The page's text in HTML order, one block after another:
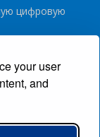
your user
and
цифровую
DIGITAL.